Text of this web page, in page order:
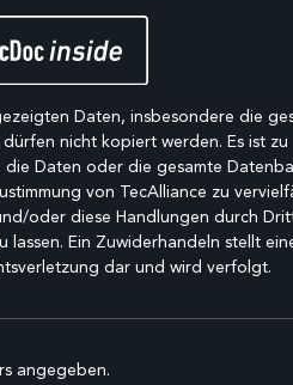
Daten, insbesondere die
nicht kopiert werden. Es ist zu
die Daten oder die gesamte
von TecAlliance zu
oder diese Handlungen durch
lassen. Ein Zuwiderhandeln stellt
dar und wird verfolgt.
angegeben.